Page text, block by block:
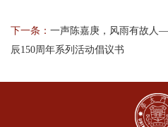
下一条： 一声陈嘉庚，风雨有故人
辰150周年系列活动倡议书